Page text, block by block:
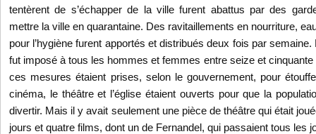
tentèrent de s’échapper de la ville furent abattus par des
mettre la ville en quarantaine. Des ravitaillements en nourriture,
pour l’hygiène furent apportés et distribués deux fois par
fut imposé à tous les hommes et femmes entre seize et cinquante
ces mesures étaient prises, selon le gouvernement, pour
cinéma, le théâtre et l’église étaient ouverts pour que la
divertir. Mais il y avait seulement une pièce de théâtre qui était
jours et quatre films, dont un de Fernandel, qui passaient tous les